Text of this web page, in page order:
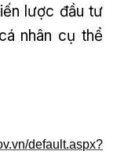
lược đầu tư
nhân cụ thể
default.aspx?